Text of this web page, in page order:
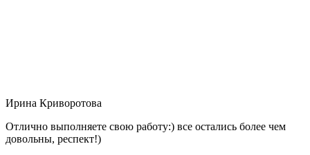
Ирина Криворотова
Отлично выполняете свою работу:) все остались более чем
довольны, респект!)